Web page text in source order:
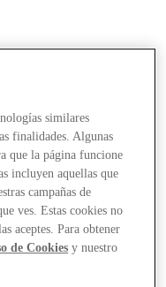
similares
finalidades. Algunas
que la página funcione
incluyen aquellas que
campañas de
ves. Estas cookies no
aceptes. Para obtener
de Cookies y nuestro